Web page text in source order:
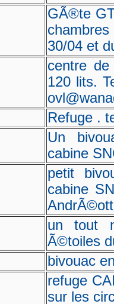
GÃ®te
30/04 et
centre de
120 lits.
Refuge .
Un
cabine
petit
cabine
un tout
Ã©toiles
bivouac
refuge
sur les